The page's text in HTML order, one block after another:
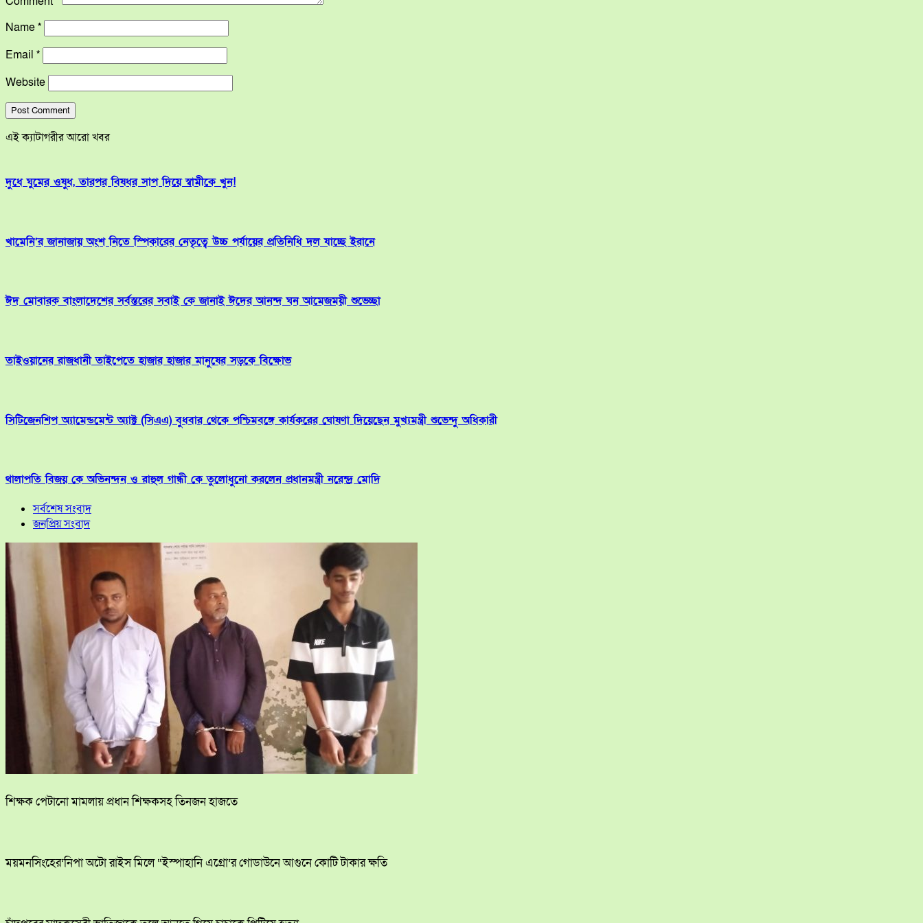
Name*
Email *
Website
এই ক্যাটাগরীর আরো খবর
দুধে ঘুমের ওষুধ, তারপর বিষধর সাপ দিয়ে স্বামীকে খুন!
খামেনি’র জানাজায় অংশ নিতে স্পিকারের নেতৃত্বে উচ্চ পর্যায়ের প্রতিনিধি দল যাচ্ছে ইরানে
ঈদ মোবারক বাংলাদেশের সর্বস্তরের সবাই কে জানাই ঈদের আনন্দ ঘন আমেজময়ী শুভেচ্ছা
তাইওয়ানের রাজধানী তাইপেতে হাজার হাজার মানুষের সড়কে বিক্ষোভ
সিটিজেনশিপ অ্যামেন্ডমেন্ট অ্যাক্ট (সিএএ) বুধবার থেকে পশ্চিমবঙ্গে কার্যকরের ঘোষণা দিয়েছেন মুখ্যমন্ত্রী শুভেন্দু অধিকারী
থালাপতি বিজয় কে অভিনন্দন ও রাহুল গান্ধী কে তুলোধুনো করলেন প্রধানমন্ত্রী নরেন্দ্র মোদি
সর্বশেষ সংবাদ
জনপ্রিয় সংবাদ
শিক্ষক পেটানো মামলায় প্রধান শিক্ষকসহ তিনজন হাজতে
ময়মনসিংহের’নিপা অটো রাইস মিলে “ইস্পাহানি এগ্রো’র গোডাউনে আগুনে কোটি টাকার ক্ষতি